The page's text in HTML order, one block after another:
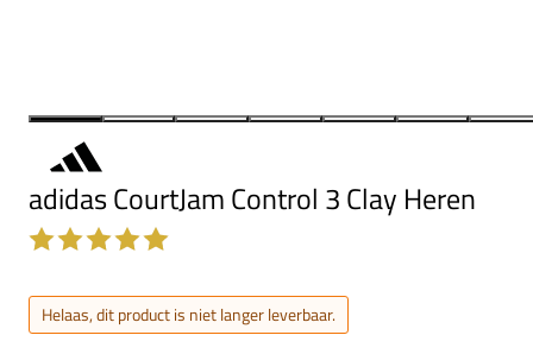
adidas CourtJam Control 3 Clay Heren
Helaas, dit product is niet langer leverbaar.